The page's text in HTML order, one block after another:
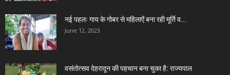
नई पहलः गाय के गोबर से महिलाऐं बना रही मूर्ति व...
June 12, 2023
वसंतोत्सव देहरादून की पहचान बना चुका है: राज्यपाल